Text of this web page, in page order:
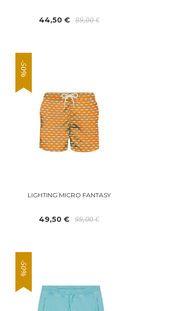
44,50 € 89,00 €
-50%
LIGHTING MICRO FANTASY
49,50 € 99,00 €
-50%